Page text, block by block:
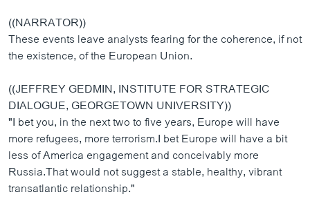
((NARRATOR))
These events leave analysts fearing for the coherence, if not
the existence, of the European Union.
((JEFFREY GEDMIN, INSTITUTE FOR STRATEGIC
DIALOGUE, GEORGETOWN UNIVERSITY))
"I bet you, in the next two to five years, Europe will have
more refugees, more terrorism.I bet Europe will have a bit
less of America engagement and conceivably more
Russia.That would not suggest a stable, healthy, vibrant
transatlantic relationship."